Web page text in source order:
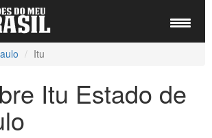
Itu
Itu Estado de